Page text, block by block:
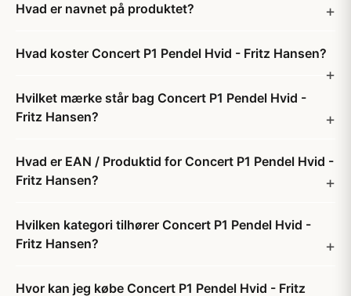
Hvad er navnet på produktet?
Hvad koster Concert P1 Pendel Hvid - Fritz Hansen?
Hvilket mærke står bag Concert P1 Pendel Hvid -
Fritz Hansen?
Hvad er EAN / Produktid for Concert P1 Pendel Hvid -
Fritz Hansen?
Hvilken kategori tilhører Concert P1 Pendel Hvid -
Fritz Hansen?
Hvor kan jeg købe Concert P1 Pendel Hvid - Fritz